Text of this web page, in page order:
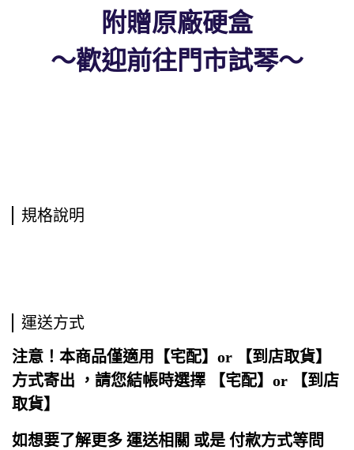
附贈原廠硬盒
～歡迎前往門市試琴～
規格說明
運送方式
注意！本商品僅適用【宅配】or 【到店取貨】
方式寄出 ，請您結帳時選擇 【宅配】or 【到店
取貨】
如想要了解更多 運送相關 或是 付款方式等問